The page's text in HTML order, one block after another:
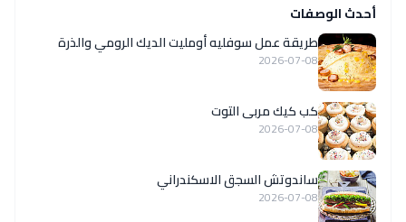
أحدث الوصفات
طريقة عمل سوفليه أومليت الديك الرومي والذرة
2026-07-08
كب كيك مربى التوت
2026-07-08
ساندوتش السجق الاسكندراني
2026-07-08